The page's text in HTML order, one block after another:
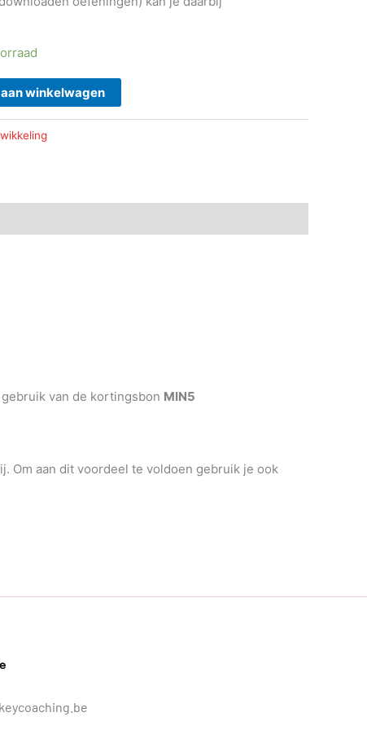
winkelwagen
van de kortingsbon MIN5
Om aan dit voordeel te voldoen gebruik je ook